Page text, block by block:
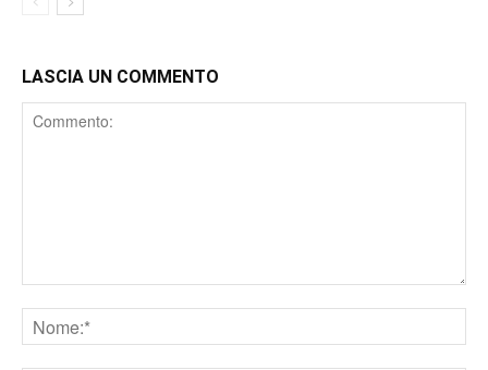
LASCIA UN COMMENTO
Comment
Nome